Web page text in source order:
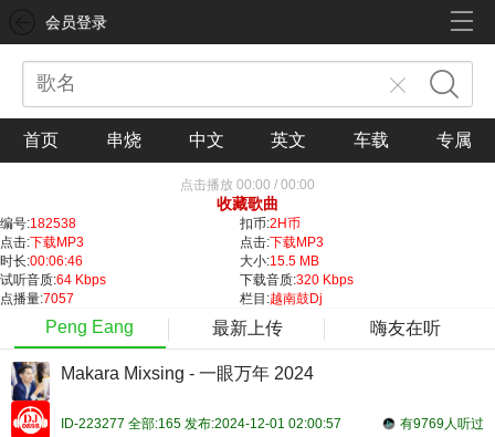
会员登录
首页 串烧 中文 英文 车载 专属
点击播放 00:00 / 00:00
收藏歌曲
编号:182538 扣币:2H币
点击:下载MP3 点击:下载MP3
时长:00:06:46 大小:15.5 MB
试听音质:64 Kbps 下载音质:320 Kbps
点播量:7057 栏目:越南鼓Dj
Peng Eang 最新上传 嗨友在听
Makara Mixsing - 一眼万年 2024
有9769人听过
ID-223277 全部:165 发布:2024-12-01 02:00:57